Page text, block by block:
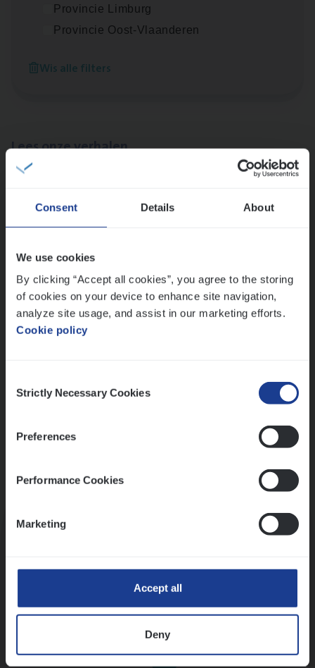
Consent Details About
We use cookies
By clicking “Accept all cookies”, you agree to the storing
of cookies on your device to enhance site navigation,
analyze site usage, and assist in our marketing efforts.
Cookie policy
Selection
Strictly Necessary Cookies
Preferences
Performance Cookies
Marketing
Accept all
Deny
Provincie Limburg
Provincie Oost-Vlaanderen
Wis alle filters
Busi­ness Mana­ger Mari­ne Cargo
Antwerpen
Lees onze verhalen
Meer dan collega’s: hoe Julie en Aurélie elkaar
Mathias houdt van diepgaande dossiers én droge
humor
werk
Ons sollicitatieproces
Assessment